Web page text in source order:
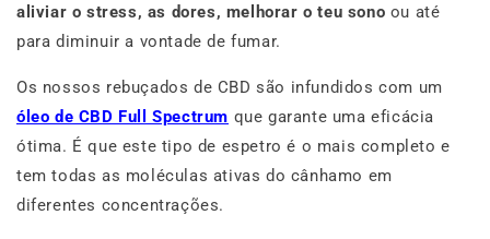
aliviar o stress, as dores, melhorar o teu sono ou até
para diminuir a vontade de fumar.
Os nossos rebuçados de CBD são infundidos com um
óleo de CBD Full Spectrum que garante uma eficácia
ótima. É que este tipo de espetro é o mais completo e
tem todas as moléculas ativas do cânhamo em
diferentes concentrações.